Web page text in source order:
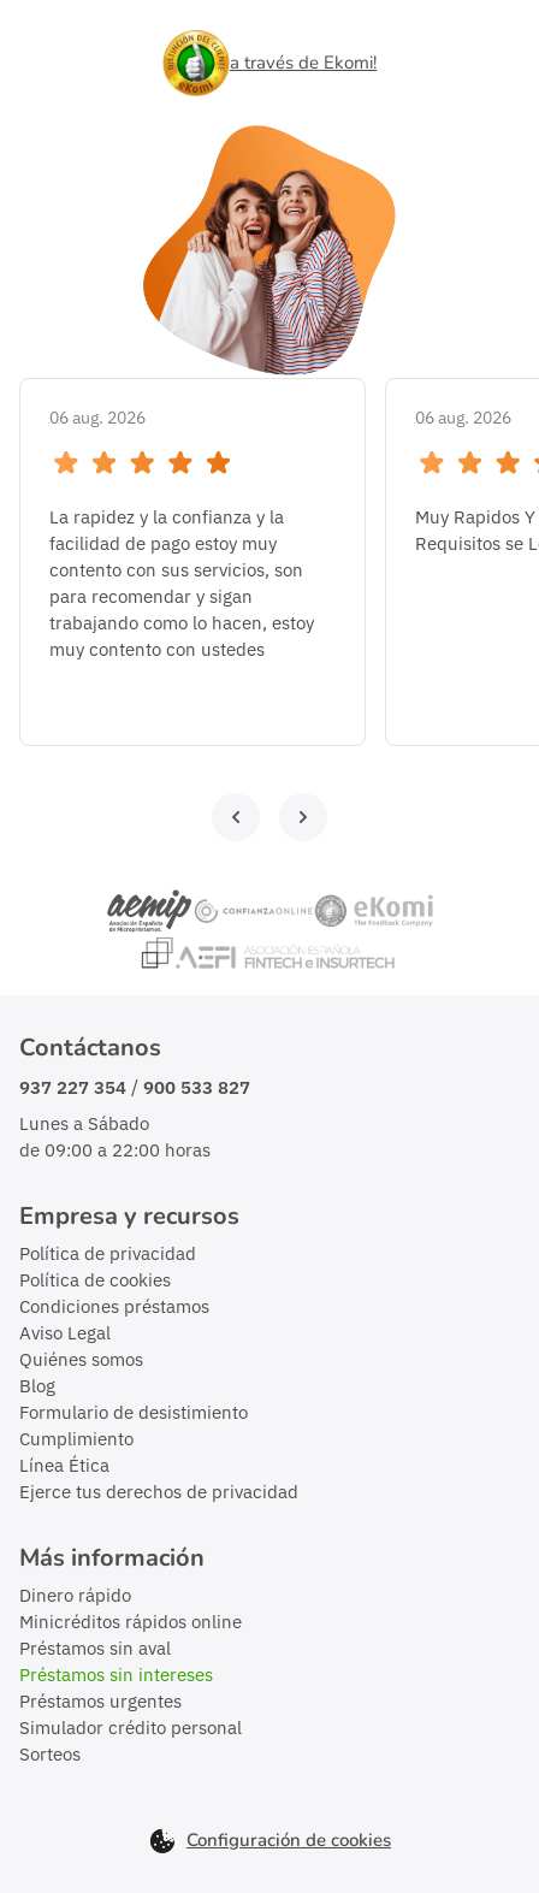
a través de Ekomi!
06 aug. 2026
La rapidez y la confianza y la
facilidad de pago estoy muy
contento con sus servicios, son
para recomendar y sigan
trabajando como lo hacen, estoy
muy contento con ustedes
06 aug. 2026
Muy Rapidos
Requisitos se
Contáctanos
937 227 354 / 900 533 827
Lunes a Sábado
de 09:00 a 22:00 horas
Empresa y recursos
Política de privacidad
Política de cookies
Condiciones préstamos
Aviso Legal
Quiénes somos
Blog
Formulario de desistimiento
Cumplimiento
Línea Ética
Ejerce tus derechos de privacidad
Más información
Dinero rápido
Minicréditos rápidos online
Préstamos sin aval
Préstamos sin intereses
Préstamos urgentes
Simulador crédito personal
Sorteos
Configuración de cookies